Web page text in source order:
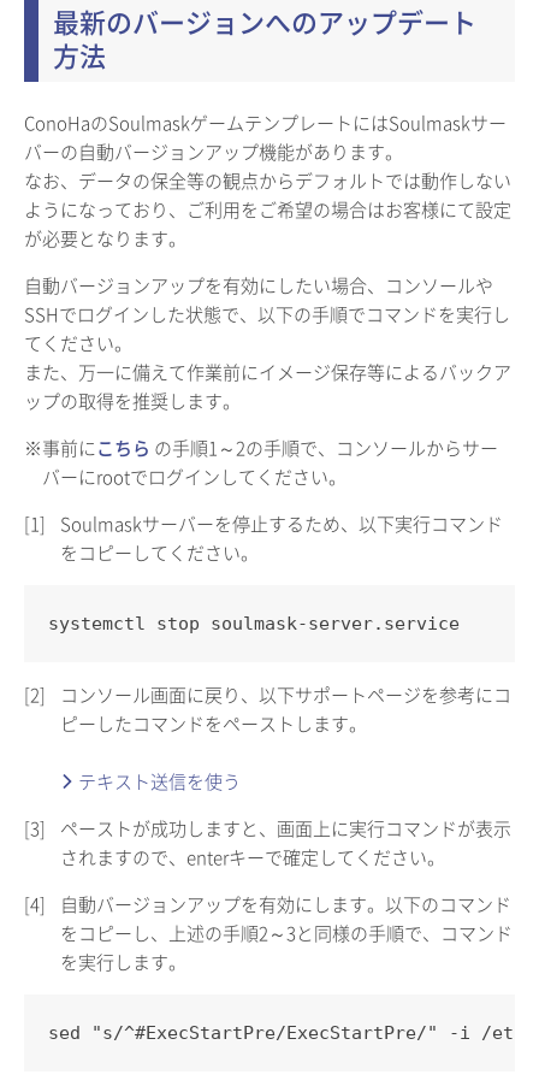
最新のバージョンへのアップデート
方法
ConoHaのSoulmaskゲームテンプレートにはSoulmaskサー
バーの自動バージョンアップ機能があります。
なお、データの保全等の観点からデフォルトでは動作しない
ようになっており、ご利用をご希望の場合はお客様にて設定
が必要となります。
自動バージョンアップを有効にしたい場合、コンソールや
SSHでログインした状態で、以下の手順でコマンドを実行し
てください。
また、万一に備えて作業前にイメージ保存等によるバックア
ップの取得を推奨します。
※事前にこちら の手順1～2の手順で、コンソールからサー
バーにrootでログインしてください。
[1]
Soulmaskサーバーを停止するため、以下実行コマンド
をコピーしてください。
systemctl stop soulmask-server.service
[2]
コンソール画面に戻り、以下サポートページを参考にコ
ピーしたコマンドをペーストします。
テキスト送信を使う
[3]
ペーストが成功しますと、画面上に実行コマンドが表示
されますので、enterキーで確定してください。
[4]
自動バージョンアップを有効にします。以下のコマンド
をコピーし、上述の手順2～3と同様の手順で、コマンド
を実行します。
sed "s/^#ExecStartPre/ExecStartPre/" -i /etc/